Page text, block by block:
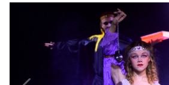
О
Metro
Стримы